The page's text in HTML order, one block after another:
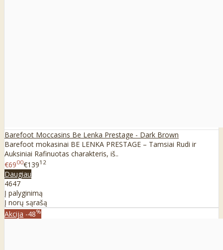
Barefoot Moccasins Be Lenka Prestage - Dark Brown
Barefoot mokasinai BE LENKA PRESTAGE – Tamsiai Rudi ir
Auksiniai Rafinuotas charakteris, iš..
€6900€13912
Daugiau
4647
Į palyginimą
Į norų sąrašą
Akcija -48%